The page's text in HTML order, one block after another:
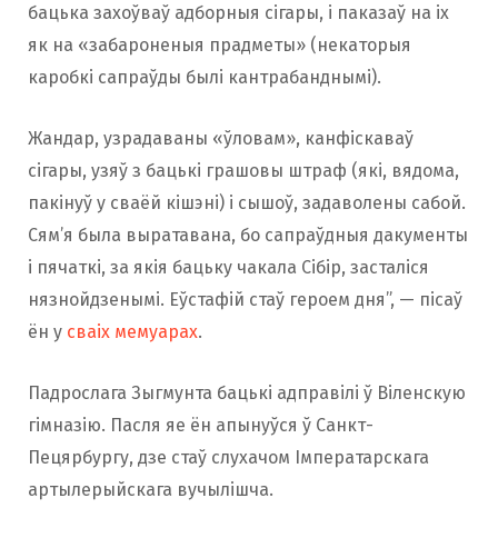
бацька захоўваў адборныя сігары, і паказаў на іх
як на «забароненыя прадметы» (некаторыя
каробкі сапраўды былі кантрабанднымі).
Жандар, узрадаваны «ўловам», канфіскаваў
сігары, узяў з бацькі грашовы штраф (які, вядома,
пакінуў у сваёй кішэні) і сышоў, задаволены сабой.
Сям’я была выратавана, бо сапраўдныя дакументы
і пячаткі, за якія бацьку чакала Сібір, засталіся
нязнойдзенымі. Еўстафій стаў героем дня”, — пісаў
ён у сваіх мемуарах.
Падрослага Зыгмунта бацькі адправілі ў Віленскую
гімназію. Пасля яе ён апынуўся ў Санкт-
Пецярбургу, дзе стаў слухачом Імператарскага
артылерыйскага вучылішча.